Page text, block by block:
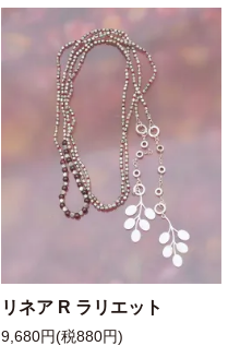
リネア R ラリエット
9,680円(税880円)